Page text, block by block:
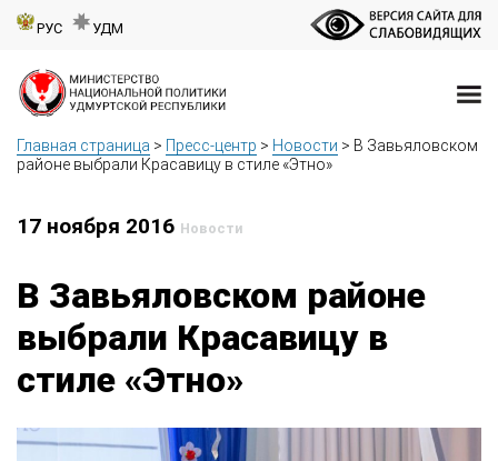
РУС УДМ
Главная страница > Пресс-центр > Новости > В Завьяловском
районе выбрали Красавицу в стиле «Этно»
17 ноября 2016 Новости
В Завьяловском районе
выбрали Красавицу в
стиле «Этно»